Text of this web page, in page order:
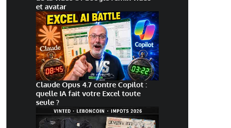
et avatar
Claude Opus 4.7 contre Copilot :
quelle IA fait votre Excel toute
seule ?